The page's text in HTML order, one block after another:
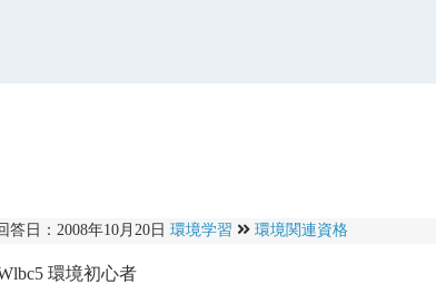
日：2008年10月20日 環境学習 環境関連資格
環境初心者